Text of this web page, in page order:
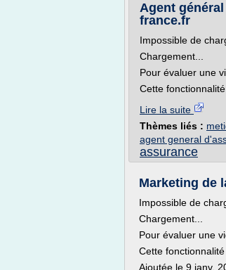
Agent
france.fr
Impossible de
Chargement...
Pour évaluer une
Cette fonctionnalité
Lire la suite
Thèmes liés :
agent general
assurance
Marketing de
Impossible de
Chargement...
Pour évaluer une
Cette
Ajoutée le 9 janv.